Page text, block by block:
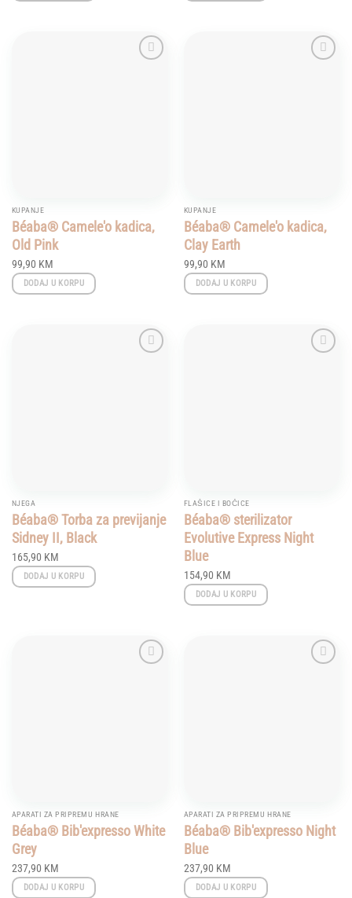
KUPANJE
Béaba® Camele'o kadica,
Old Pink
99,90 KM
DODAJ U KORPU
KUPANJE
Béaba® Camele'o kadica,
Clay Earth
99,90 KM
DODAJ U KORPU
NJEGA
Béaba® Torba za previjanje
Sidney II, Black
165,90 KM
DODAJ U KORPU
FLAŠICE I BOČICE
Béaba® sterilizator
Evolutive Express Night
Blue
154,90 KM
DODAJ U KORPU
APARATI ZA PRIPREMU HRANE
Béaba® Bib'expresso White
Grey
237,90 KM
DODAJ U KORPU
APARATI ZA PRIPREMU HRANE
Béaba® Bib'expresso Night
Blue
237,90 KM
DODAJ U KORPU